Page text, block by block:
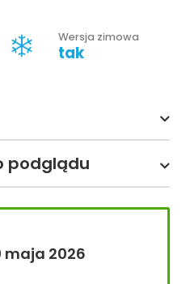
Wersja zimowa
tak
podglądu
maja 2026